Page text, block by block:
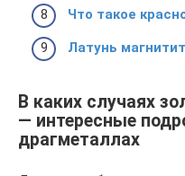
Что такое
Латунь
В каких случаях
— интересные
драгметаллах